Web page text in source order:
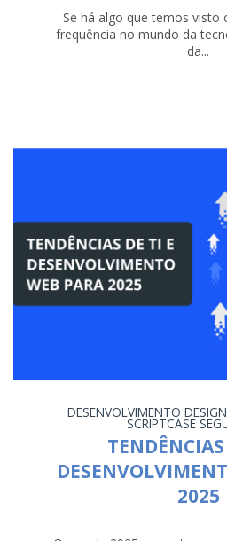
Se há algo que temos visto
frequência no mundo da
da...
DESENVOLVIMENTO
SCRIPTCASE
2025